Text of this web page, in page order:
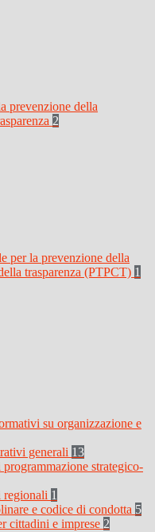
prevenzione della
2
per la prevenzione della
trasparenza (PTPCT) 1
su organizzazione e
generali 13
strategico-
regionali 1
e codice di condotta 5
cittadini e imprese 2